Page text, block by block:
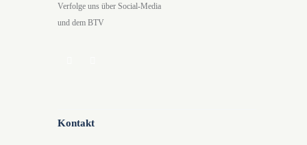
Verfolge uns über Social-Media
und dem BTV
Kontakt